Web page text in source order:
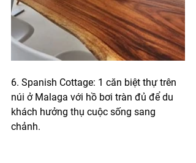
6. Spanish Cottage: 1 căn biệt thự trên
núi ở Malaga với hồ bơi tràn đủ để du
khách hưởng thụ cuộc sống sang
chảnh.